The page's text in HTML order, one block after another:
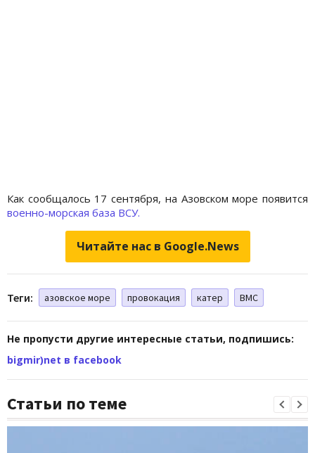
Как сообщалось 17 сентября, на Азовском море появится
военно-морская база ВСУ.
Читайте нас в Google.News
Теги: азовское море провокация катер ВМС
Не пропусти другие интересные статьи, подпишись:
bigmir)net в facebook
Статьи по теме